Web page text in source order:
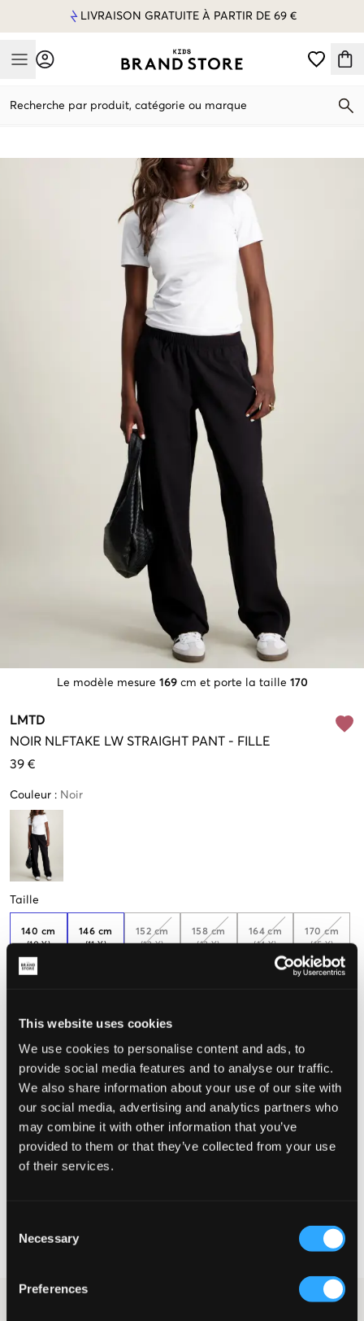
This website uses cookies
We use cookies to personalise content and ads, to
provide social media features and to analyse our traffic.
We also share information about your use of our site with
our social media, advertising and analytics partners who
may combine it with other information that you’ve
provided to them or that they’ve collected from your use
of their services.
Selection
Necessary
Preferences
LIVRAISON GRATUITE À PARTIR DE 69 €
Mobile Menu
Recherche par produit, catégorie ou marque
Le modèle mesure 169 cm et porte la taille 170
LMTD
NOIR NLFTAKE LW STRAIGHT PANT - FILLE
39 €
Couleur : Noir
Taille
140 cm
(10 Y)
146 cm
(11 Y)
152 cm
(12 Y)
158 cm
(13 Y)
164 cm
(14 Y)
170 cm
(15 Y)
Taille perçue
Grande
CHOISIR LA TAILLE
Garantie de remboursement pendant 60 jours
Jean noir de LMTD. À la taille, des liens réglables. La coupe est